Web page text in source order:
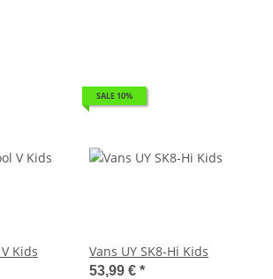
Kids
SALE 10%
Vans UY SK8-Hi Kids
53,99 € *